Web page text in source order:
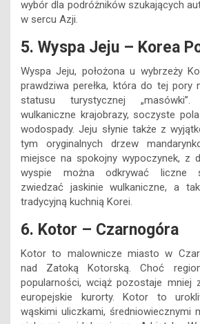
wybór dla podróżników szukających
w sercu Azji.
5. Wyspa Jeju – Korea
Wyspa Jeju, położona u wybrzeży
prawdziwa perełka, która do tej pory
statusu turystycznej
wulkaniczne krajobrazy, soczyste
wodospady. Jeju słynie także z
tym oryginalnych drzew
miejsce na spokojny wypoczynek, z
wyspie można odkrywać liczne
zwiedzać jaskinie wulkaniczne, a
tradycyjną kuchnią Korei.
6. Kotor – Czarnogóra
Kotor to malownicze miasto w
nad Zatoką Kotorską. Choć
popularności, wciąż pozostaje mniej
europejskie kurorty. Kotor to
wąskimi uliczkami, średniowiecznymi